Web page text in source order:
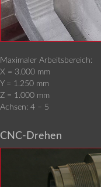
Maximaler Arbeitsbereich:
X = 3.000 mm
Y = 1.250 mm
Z = 1.000 mm
Achsen: 4 – 5
CNC-Drehen